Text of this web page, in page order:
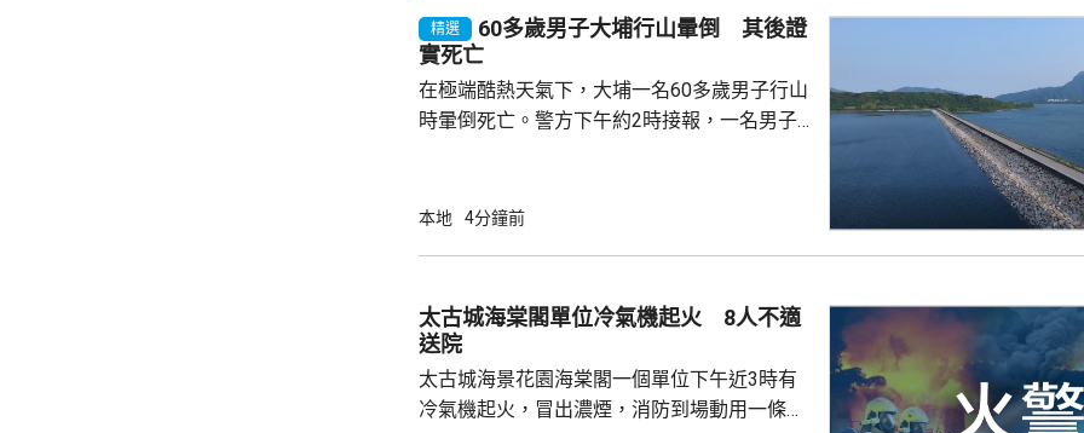
精選
60多歲男子大埔行山暈倒 其後證
實死亡
在極端酷熱天氣下，大埔一名60多歲男子行山
時暈倒死亡。警方下午約2時接報，一名男子
一度錄到37度的高溫。 行山專家籲炎熱天氣
動，但強調現時的暑熱天氣相對極端，應避免
於烈日當空時段行山，最好選擇清晨或傍晚時
本地 4分鐘前
太古城海棠閣單位冷氣機起火 8人不適
送院
太古城海景花園海棠閣一個單位下午近3時有
冷氣機起火，冒出濃煙，消防到場動用一條喉